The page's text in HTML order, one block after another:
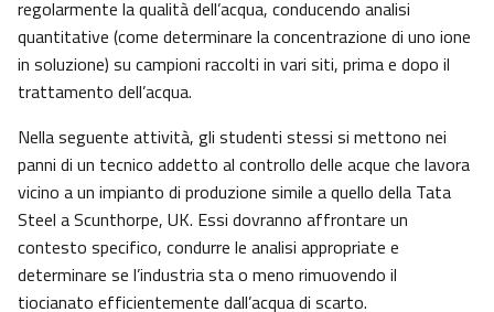
regolarmente la qualità dell’acqua, conducendo analisi
quantitative (come determinare la concentrazione di uno ione
in soluzione) su campioni raccolti in vari siti, prima e dopo il
trattamento dell’acqua.
Nella seguente attività, gli studenti stessi si mettono nei
panni di un tecnico addetto al controllo delle acque che lavora
vicino a un impianto di produzione simile a quello della Tata
Steel a Scunthorpe, UK. Essi dovranno affrontare un
contesto specifico, condurre le analisi appropriate e
determinare se l’industria sta o meno rimuovendo il
tiocianato efficientemente dall’acqua di scarto.